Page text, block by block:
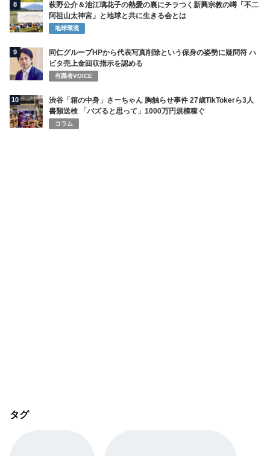
8
萩野公介＆池江璃花子の熱愛の裏にチラつく新興宗教の噂「不二
阿祖山太神宮」と地球と共に生きる会とは
地球環境
9
同仁グループHPから代表写真削除という保身の姿勢に疑問符 ハ
ビタ売上金回収指示を認める
有識者VOICE
10
渋谷「箱の中身」さーちゃん 胸触らせ事件 27歳TikTokerら3人
書類送検 「バズると思って」1000万円規模稼ぐ
コラム
タグ